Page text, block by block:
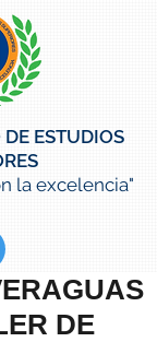
ESTUDIOS
la excelencia"
DE